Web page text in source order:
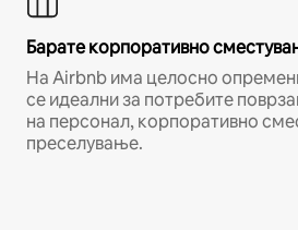
Барате корпоративно
На Airbnb има целосно
се идеални за потребите
на персонал, корпоративно
преселување.